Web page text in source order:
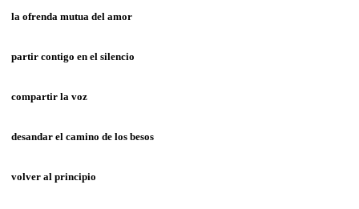
la ofrenda mutua del amor
partir contigo en el silencio
compartir la voz
desandar el camino de los besos
volver al principio